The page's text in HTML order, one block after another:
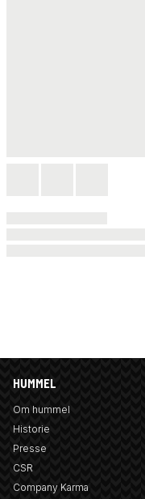
HUMMEL
Om hummel
Historie
Presse
CSR
Company Karma